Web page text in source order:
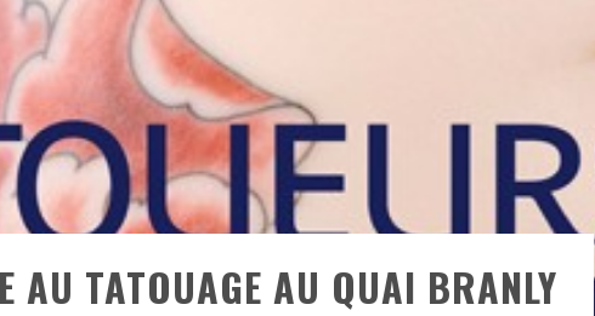
AU TATOUAGE AU QUAI BRANLY